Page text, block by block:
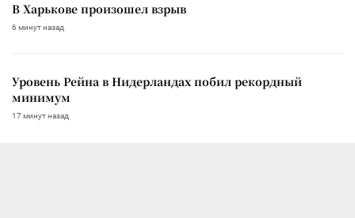
В Харькове произошел взрыв
6 минут назад
Уровень Рейна в Нидерландах побил рекордный
минимум
17 минут назад